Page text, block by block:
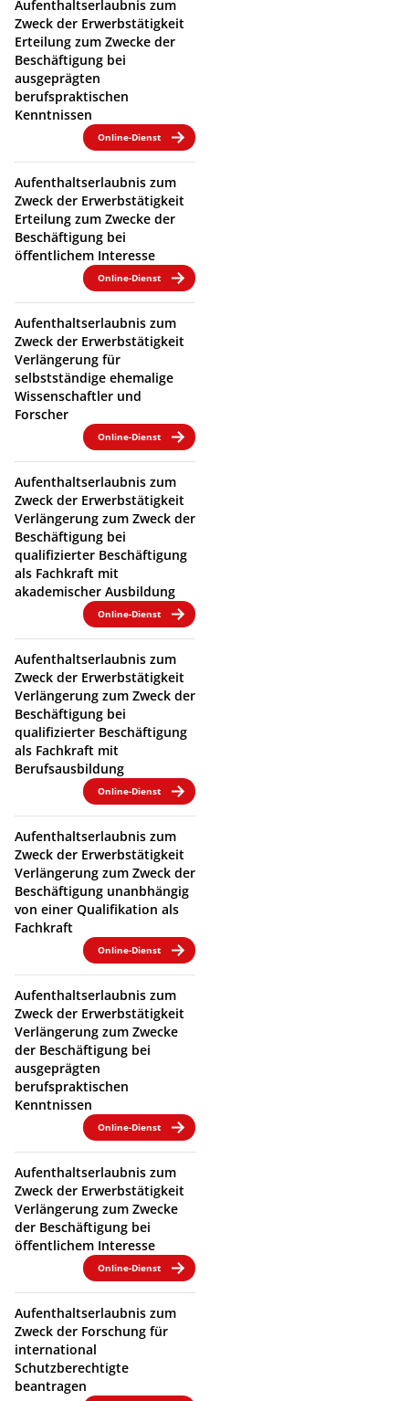
Aufenthaltserlaubnis zum
Zweck der Erwerbstätigkeit
Erteilung zum Zwecke der
Beschäftigung bei
ausgeprägten
berufspraktischen
Kenntnissen
Online-Dienst
Aufenthaltserlaubnis zum
Zweck der Erwerbstätigkeit
Erteilung zum Zwecke der
Beschäftigung bei
öffentlichem Interesse
Online-Dienst
Aufenthaltserlaubnis zum
Zweck der Erwerbstätigkeit
Verlängerung für
selbstständige ehemalige
Wissenschaftler und
Forscher
Online-Dienst
Aufenthaltserlaubnis zum
Zweck der Erwerbstätigkeit
Verlängerung zum Zweck der
Beschäftigung bei
qualifizierter Beschäftigung
als Fachkraft mit
akademischer Ausbildung
Online-Dienst
Aufenthaltserlaubnis zum
Zweck der Erwerbstätigkeit
Verlängerung zum Zweck der
Beschäftigung bei
qualifizierter Beschäftigung
als Fachkraft mit
Berufsausbildung
Online-Dienst
Aufenthaltserlaubnis zum
Zweck der Erwerbstätigkeit
Verlängerung zum Zweck der
Beschäftigung unanbhängig
von einer Qualifikation als
Fachkraft
Online-Dienst
Aufenthaltserlaubnis zum
Zweck der Erwerbstätigkeit
Verlängerung zum Zwecke
der Beschäftigung bei
ausgeprägten
berufspraktischen
Kenntnissen
Online-Dienst
Aufenthaltserlaubnis zum
Zweck der Erwerbstätigkeit
Verlängerung zum Zwecke
der Beschäftigung bei
öffentlichem Interesse
Online-Dienst
Aufenthaltserlaubnis zum
Zweck der Forschung für
international
Schutzberechtigte
beantragen